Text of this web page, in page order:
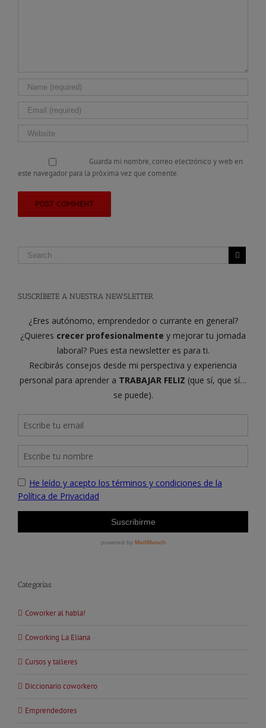
Guarda mi nombre, correo electrónico y web en
este navegador para la próxima vez que comente.
SUSCRÍBETE A NUESTRA NEWSLETTER
Categorías
Coworker al habla!
Coworking La Eliana
Cursos y talleres
Diccionario coworkero
Emprendedores